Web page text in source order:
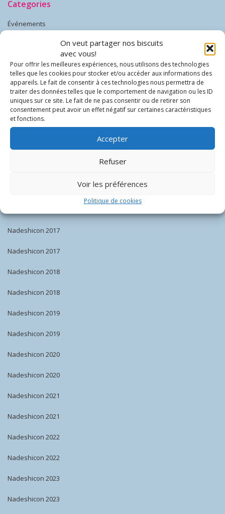
On veut partager nos biscuits
avec vous!
Pour offrir les meilleures expériences, nous utilisons des technologies
telles que les cookies pour stocker et/ou accéder aux informations des
appareils. Le fait de consentir à ces technologies nous permettra de
traiter des données telles que le comportement de navigation ou les ID
uniques sur ce site. Le fait de ne pas consentir ou de retirer son
consentement peut avoir un effet négatif sur certaines caractéristiques
et fonctions.
Accepter
Refuser
Voir les préférences
Politique de cookies
Categories
Événements
Nadeshicon 2013
Nadeshicon 2013
Nadeshicon 2014
Nadeshicon 2014
Nadeshicon 2015
Nadeshicon 2017
Nadeshicon 2017
Nadeshicon 2018
Nadeshicon 2018
Nadeshicon 2019
Nadeshicon 2019
Nadeshicon 2020
Nadeshicon 2020
Nadeshicon 2021
Nadeshicon 2021
Nadeshicon 2022
Nadeshicon 2022
Nadeshicon 2023
Nadeshicon 2023